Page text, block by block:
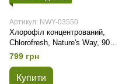
Артикул: NWY-03550
Хлорофіл концентрований,
Chlorofresh, Nature's Way, 90
м'які капсули
799 грн
Купити